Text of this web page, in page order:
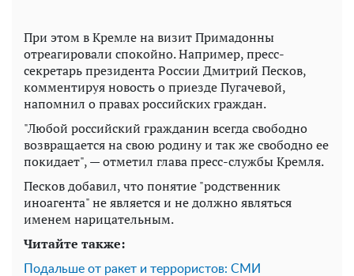
При этом в Кремле на визит Примадонны
отреагировали спокойно. Например, пресс-
секретарь президента России Дмитрий Песков,
комментируя новость о приезде Пугачевой,
напомнил о правах российских граждан.
"Любой российский гражданин всегда свободно
возвращается на свою родину и так же свободно ее
покидает", — отметил глава пресс-службы Кремля.
Песков добавил, что понятие "родственник
иноагента" не является и не должно являться
именем нарицательным.
Читайте также:
Подальше от ракет и террористов: СМИ